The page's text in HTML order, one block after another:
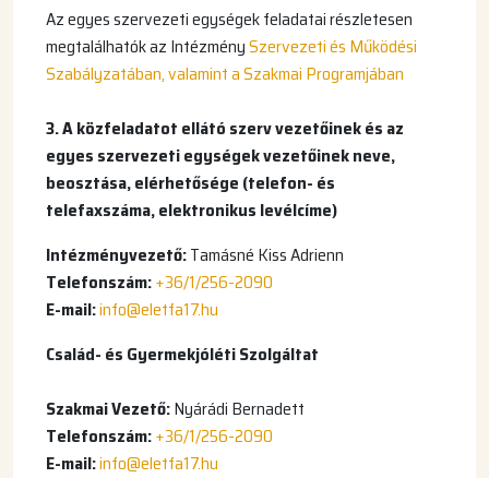
Az egyes szervezeti egységek feladatai részletesen
megtalálhatók az IntézménySzervezeti és Működési
Szabályzatában,valamint aSzakmai Programjában
3. A közfeladatot ellátó szerv vezetőinek és az
egyes szervezeti egységek vezetőinek neve,
beosztása, elérhetősége (telefon- és
telefaxszáma, elektronikus levélcíme)
Intézményvezető:Tamásné Kiss Adrienn
Telefonszám:+36/1/256-2090
E-mail:info@eletfa17.hu
Család- és Gyermekjóléti Szolgáltat
Szakmai Vezető:Nyárádi Bernadett
Telefonszám:+36/1/256-2090
E-mail:info@eletfa17.hu